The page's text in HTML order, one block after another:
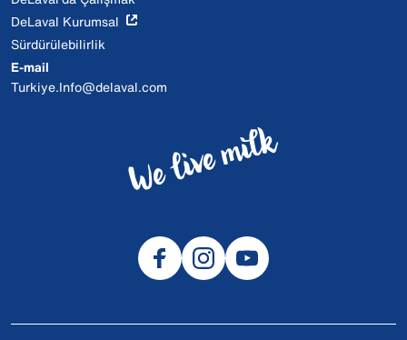
DeLaval Kurumsal
Sürdürülebilirlik
E-mail
Turkiye.Info@delaval.com